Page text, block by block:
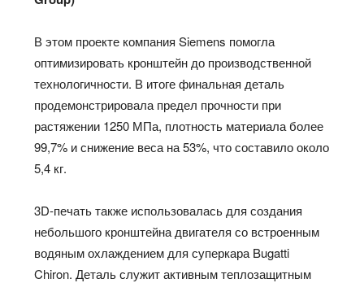
В этом проекте компания Siemens помогла
оптимизировать кронштейн до производственной
технологичности. В итоге финальная деталь
продемонстрировала предел прочности при
растяжении 1250 МПа, плотность материала более
99,7% и снижение веса на 53%, что составило около
5,4 кг.
3D-печать также использовалась для создания
небольшого кронштейна двигателя со встроенным
водяным охлаждением для суперкара Bugatti
Chiron. Деталь служит активным теплозащитным